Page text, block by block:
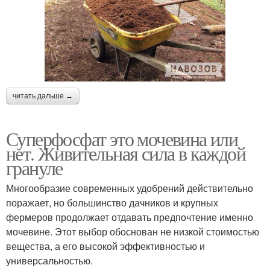
читать дальше →
Суперфосфат это мочевина или
нет. Живительная сила в каждой
грануле
Многообразие современных удобрений действительно
поражает, но большинство дачников и крупных
фермеров продолжает отдавать предпочтение именно
мочевине. Этот выбор обоснован не низкой стоимостью
вещества, а его высокой эффективностью и
универсальностью.